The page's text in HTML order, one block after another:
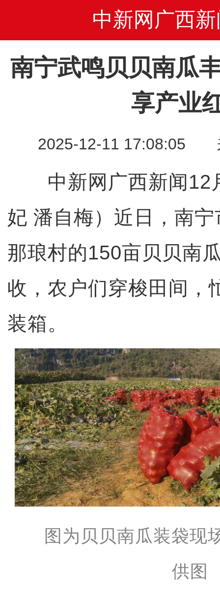
中新网广西新
南宁武鸣贝贝南瓜
享产业
2025-12-11 17:08:05
中新网广西新闻12
妃 潘自梅）近日，南
那琅村的150亩贝贝南
收，农户们穿梭田间，
装箱。
图为贝贝南瓜装袋现
供图